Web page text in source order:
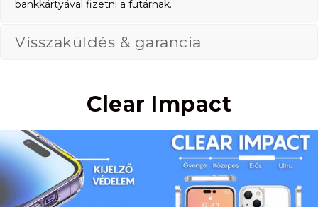
bankkártyával fizetni a futárnak.
Visszaküldés & garancia
Clear Impact